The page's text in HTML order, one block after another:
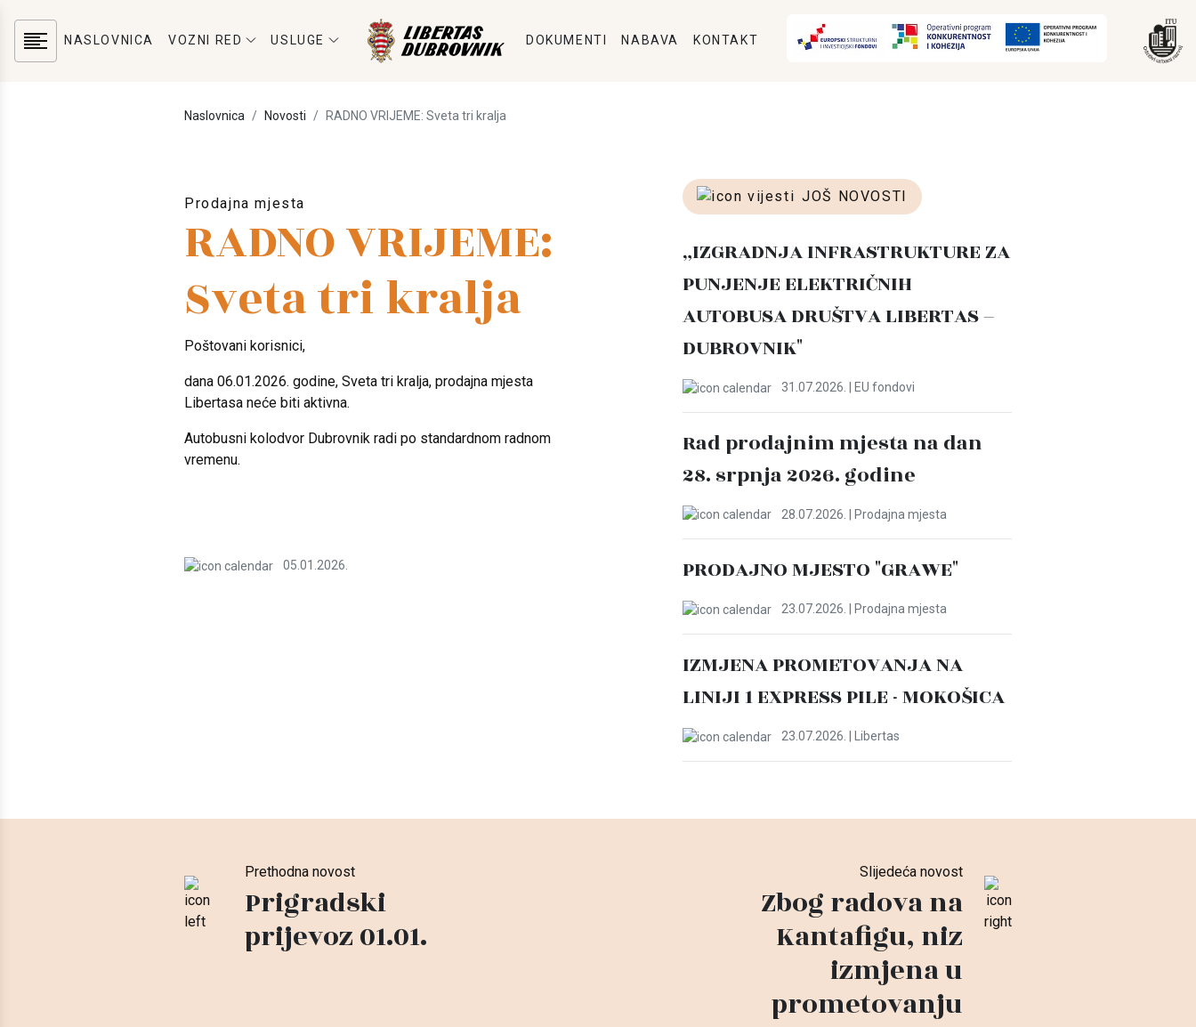
NASLOVNICA VOZNI RED USLUGE DOKUMENTI NABAVA KONTAKT
Naslovnica Novosti RADNO VRIJEME: Sveta tri kralja
Prodajna mjesta
RADNO VRIJEME:
Sveta tri kralja
Poštovani korisnici,
dana 06.01.2026. godine, Sveta tri kralja, prodajna mjesta
Libertasa neće biti aktivna.
Autobusni kolodvor Dubrovnik radi po standardnom radnom
vremenu.
05.01.2026.
JOŠ NOVOSTI
„IZGRADNJA INFRASTRUKTURE ZA
PUNJENJE ELEKTRIČNIH
AUTOBUSA DRUŠTVA LIBERTAS –
DUBROVNIK"
31.07.2026. | EU fondovi
Rad prodajnim mjesta na dan
28. srpnja 2026. godine
28.07.2026. | Prodajna mjesta
PRODAJNO MJESTO "GRAWE"
23.07.2026. | Prodajna mjesta
IZMJENA PROMETOVANJA NA
LINIJI 1 EXPRESS PILE - MOKOŠICA
23.07.2026. | Libertas
Prethodna novost
Prigradski
prijevoz 01.01.
Slijedeća novost
Zbog radova na
Kantafigu, niz
izmjena u
prometovanju